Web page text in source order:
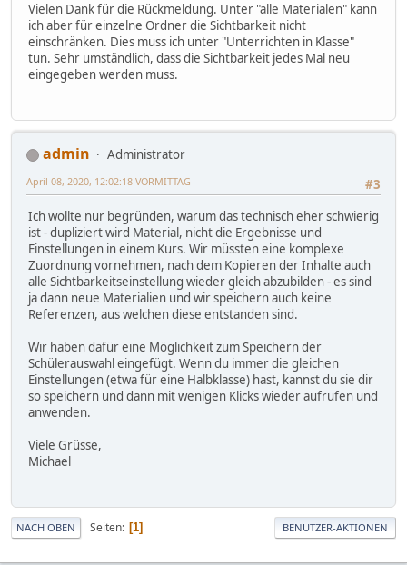
Vielen Dank für die Rückmeldung. Unter "alle Materialen" kann
ich aber für einzelne Ordner die Sichtbarkeit nicht
einschränken. Dies muss ich unter "Unterrichten in Klasse"
tun. Sehr umständlich, dass die Sichtbarkeit jedes Mal neu
eingegeben werden muss.
admin
Administrator
#3
April 08, 2020, 12:02:18 VORMITTAG
Ich wollte nur begründen, warum das technisch eher schwierig
ist - dupliziert wird Material, nicht die Ergebnisse und
Einstellungen in einem Kurs. Wir müssten eine komplexe
Zuordnung vornehmen, nach dem Kopieren der Inhalte auch
alle Sichtbarkeitseinstellung wieder gleich abzubilden - es sind
ja dann neue Materialien und wir speichern auch keine
Referenzen, aus welchen diese entstanden sind.
Wir haben dafür eine Möglichkeit zum Speichern der
Schülerauswahl eingefügt. Wenn du immer die gleichen
Einstellungen (etwa für eine Halbklasse) hast, kannst du sie dir
so speichern und dann mit wenigen Klicks wieder aufrufen und
anwenden.
Viele Grüsse,
Michael
NACH OBEN Seiten 1 BENUTZER-AKTIONEN